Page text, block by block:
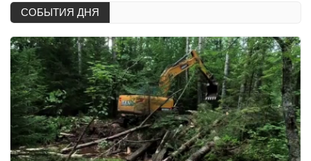
СОБЫТИЯ ДНЯ